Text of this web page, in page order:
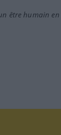
être humain